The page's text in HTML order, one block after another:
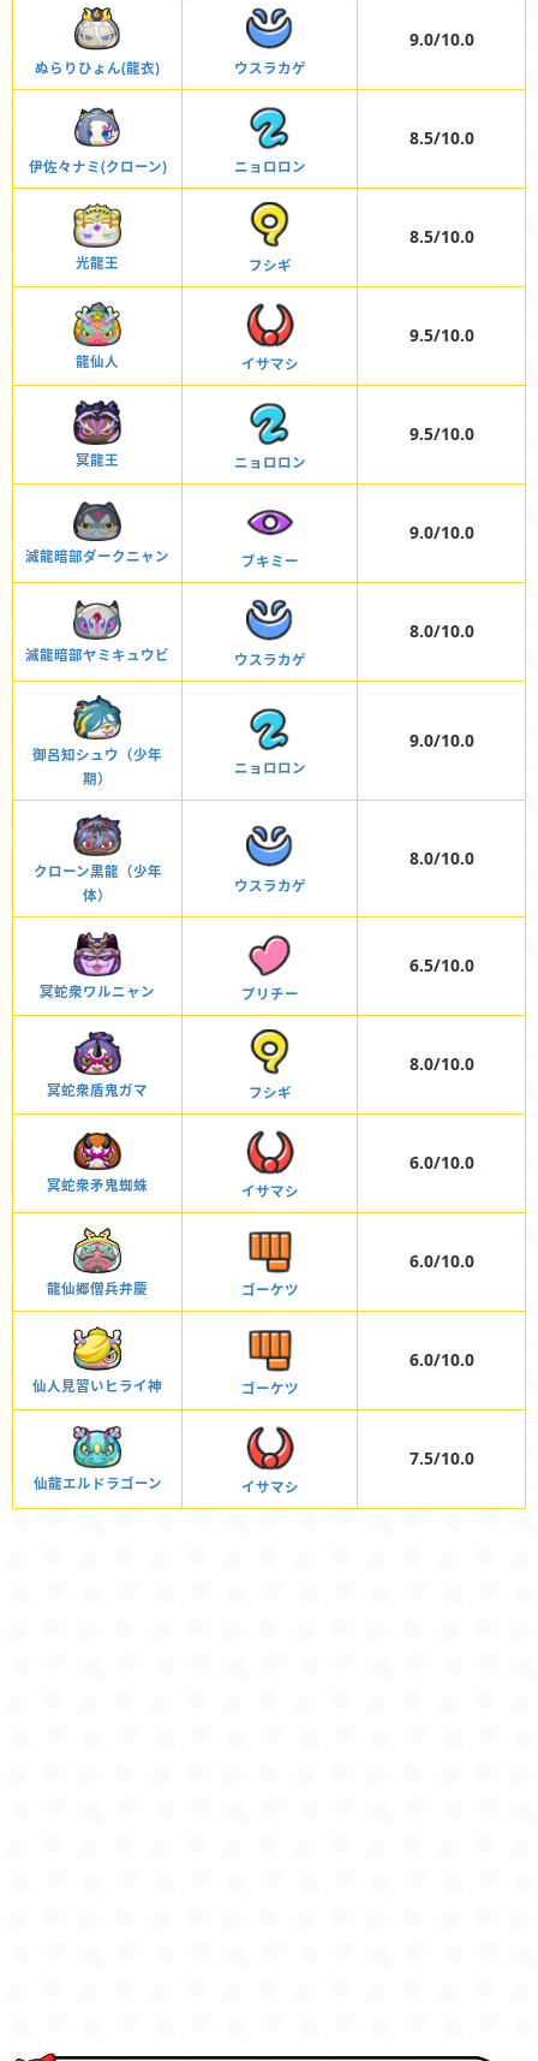
ぬらりひょん(龍衣) ウスラカゲ
9.0/10.0
伊佐々ナミ(クローン) ニョロロン
8.5/10.0
光龍王 フシギ
8.5/10.0
龍仙人 イサマシ
9.5/10.0
冥龍王 ニョロロン
9.5/10.0
滅龍暗部ダークニャン ブキミー
9.0/10.0
滅龍暗部ヤミキュウビ ウスラカゲ
8.0/10.0
御呂知シュウ（少年
期）
ニョロロン
9.0/10.0
クローン黒龍（少年
体）
ウスラカゲ
8.0/10.0
冥蛇衆ワルニャン プリチー
6.5/10.0
冥蛇衆盾鬼ガマ フシギ
8.0/10.0
冥蛇衆矛鬼蜘蛛 イサマシ
6.0/10.0
龍仙郷僧兵弁慶 ゴーケツ
6.0/10.0
仙人見習いヒライ神 ゴーケツ
6.0/10.0
仙龍エルドラゴーン イサマシ
7.5/10.0